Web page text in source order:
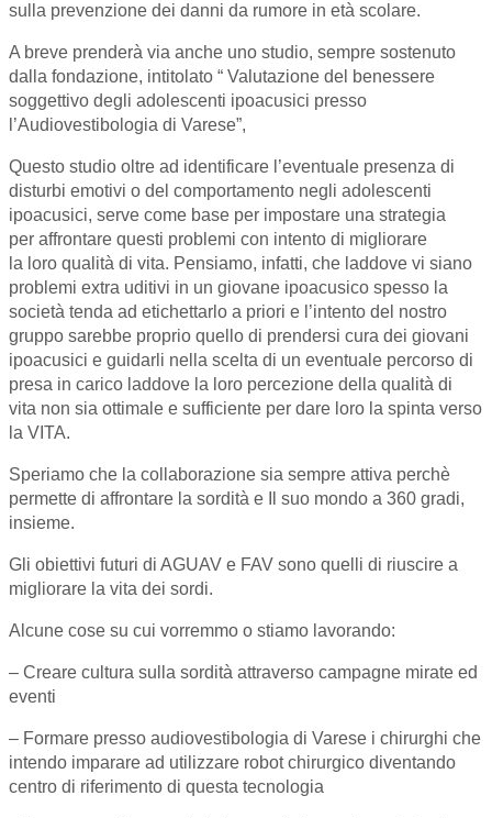
sulla prevenzione dei danni da rumore in età scolare.
A breve prenderà via anche uno studio, sempre sostenuto
dalla fondazione, intitolato “ Valutazione del benessere
soggettivo degli adolescenti ipoacusici presso
l’Audiovestibologia di Varese”,
Questo studio oltre ad identificare l’eventuale presenza di
disturbi emotivi o del comportamento negli adolescenti
ipoacusici, serve come base per impostare una strategia
per affrontare questi problemi con intento di migliorare
la loro qualità di vita. Pensiamo, infatti, che laddove vi siano
problemi extra uditivi in un giovane ipoacusico spesso la
società tenda ad etichettarlo a priori e l’intento del nostro
gruppo sarebbe proprio quello di prendersi cura dei giovani
ipoacusici e guidarli nella scelta di un eventuale percorso di
presa in carico laddove la loro percezione della qualità di
vita non sia ottimale e sufficiente per dare loro la spinta verso
la VITA.
Speriamo che la collaborazione sia sempre attiva perchè
permette di affrontare la sordità e Il suo mondo a 360 gradi,
insieme.
Gli obiettivi futuri di AGUAV e FAV sono quelli di riuscire a
migliorare la vita dei sordi.
Alcune cose su cui vorremmo o stiamo lavorando:
– Creare cultura sulla sordità attraverso campagne mirate ed
eventi
– Formare presso audiovestibologia di Varese i chirurghi che
intendo imparare ad utilizzare robot chirurgico diventando
centro di riferimento di questa tecnologia